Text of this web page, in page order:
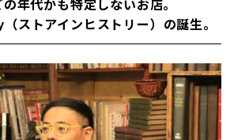
の気づき
「身の丈ハウス」
ィー
年代かも特定しないお店。
トアインヒストリー）の誕生。